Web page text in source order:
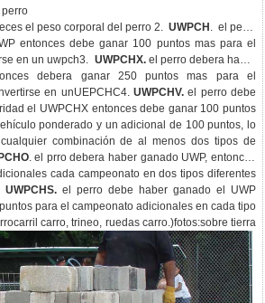
corporal del perro
el peso corporal del perro 2. UWPCH . el perro
entonces debe ganar 100 puntos mas para el
en un uwpch3. UWPCHX.el perro debera haber
debera ganar 250 puntos mas para el
en unUEPCHC4. UWPCHV. el perro debe
el UWPCHX entonces debe ganar 100 puntos
ponderado y un adicional de 100 puntos, lo
combinación de al menos dos tipos de
. el prro debera haber ganado UWP, entonces
cada campeonato en dos tipos diferentes
UWPCHS. el perro debe haber ganado el UWP
para el campeonato adicionales en cada tipo
carro, trineo, ruedas carro.)fotos:sobre tierra